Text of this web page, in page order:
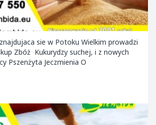
sie w Potoku Wielkim prowadzi
Zbóż Kukurydzy suchej, i z nowych
Pszenżyta Jeczmienia O